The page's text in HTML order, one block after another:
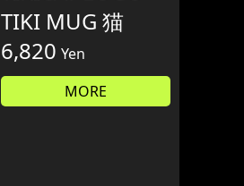
TIKI MUG 猫
6,820 Yen
MORE